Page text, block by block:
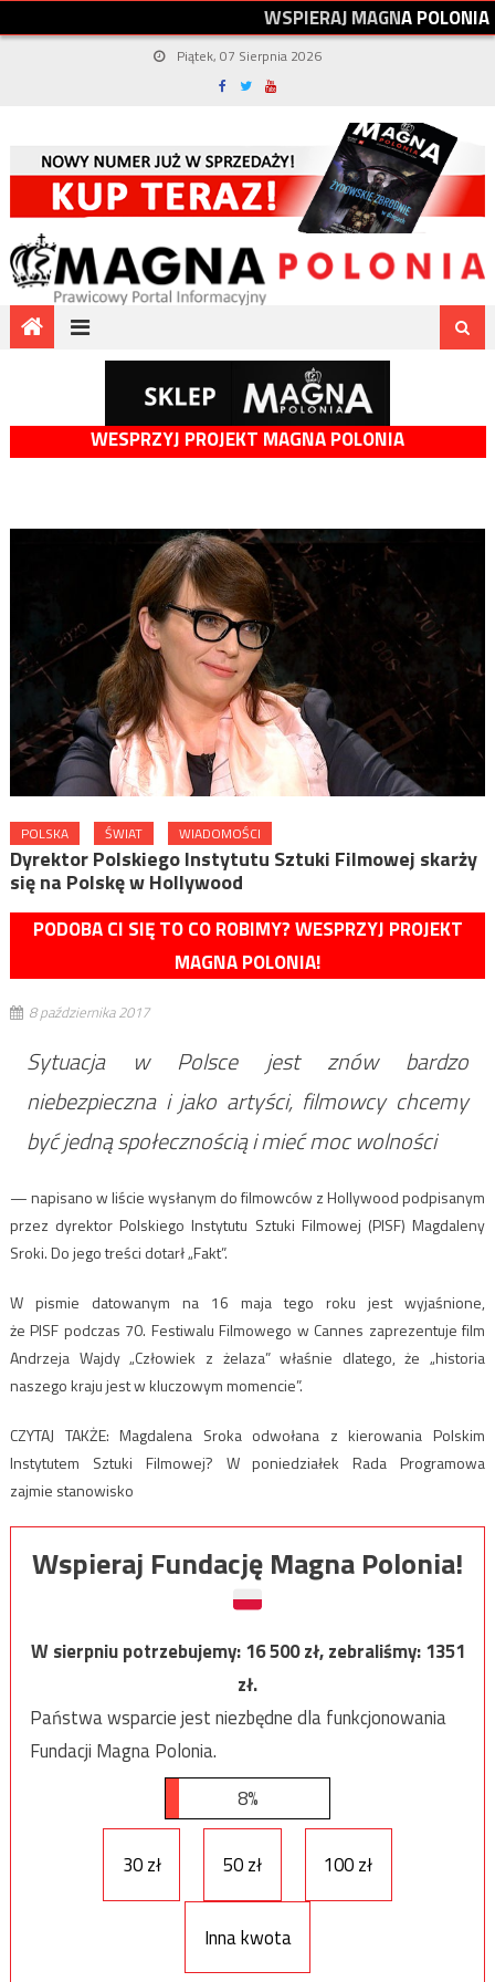
WSPIERAJMAGNAPOLONIA
Piątek, 07 Sierpnia 2026
WESPRZYJ PROJEKT MAGNA POLONIA
POLSKA ŚWIAT WIADOMOŚCI
Dyrektor Polskiego Instytutu Sztuki Filmowej skarży
się na Polskę w Hollywood
PODOBA CI SIĘ TO CO ROBIMY? WESPRZYJ PROJEKT
MAGNA POLONIA!
8 października 2017
Sytuacja w Polsce jest znów bardzo
niebezpieczna i jako artyści, filmowcy chcemy
być jedną społecznością i mieć moc wolności
— napisano w liście wysłanym do filmowców z Hollywood podpisanym
przez dyrektor Polskiego Instytutu Sztuki Filmowej (PISF) Magdaleny
Sroki. Do jego treści dotarł „Fakt”.
W pismie datowanym na 16 maja tego roku jest wyjaśnione,
żePISF podczas 70. Festiwalu Filmowego w Cannes zaprezentuje film
Andrzeja Wajdy „Człowiek z żelaza” właśnie dlatego, że „historia
naszego kraju jest w kluczowym momencie”.
CZYTAJ TAKŻE: Magdalena Sroka odwołana z kierowania Polskim
Instytutem Sztuki Filmowej? W poniedziałek Rada Programowa
zajmie stanowisko
Wspieraj Fundację Magna Polonia!
W sierpniu potrzebujemy:16 500zł, zebraliśmy:1351
zł.
Państwa wsparcie jest niezbędne dla funkcjonowania
Fundacji Magna Polonia.
8%
30 zł 50 zł 100 zł
Inna kwota